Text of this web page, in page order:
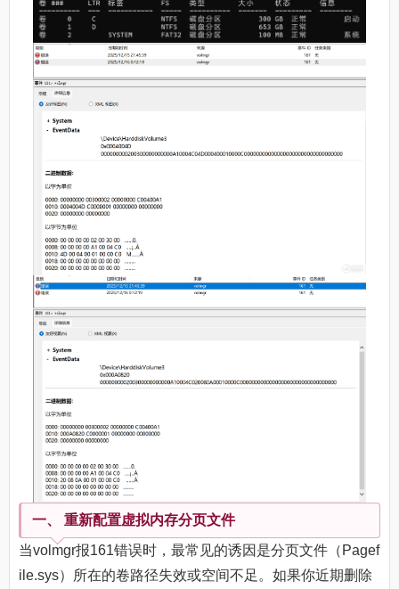
一、 重新配置虚拟内存分页文件
当volmgr报161错误时，最常见的诱因是分页文件（Pagef
ile.sys）所在的卷路径失效或空间不足。如果你近期删除